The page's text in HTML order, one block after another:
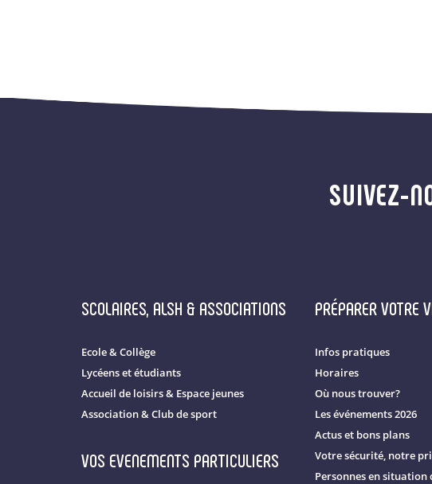
SUIVEZ-
SCOLAIRES, ALSH & ASSOCIATIONS
Ecole & Collège
Lycéens et étudiants
Accueil de loisirs & Espace jeunes
Association & Club de sport
VOS EVENEMENTS PARTICULIERS
PRÉPARER VOTRE
Infos pratiques
Horaires
Où nous trouver?
Les événements 2026
Actus et bons plans
Votre sécurité, notre
Personnes en situation